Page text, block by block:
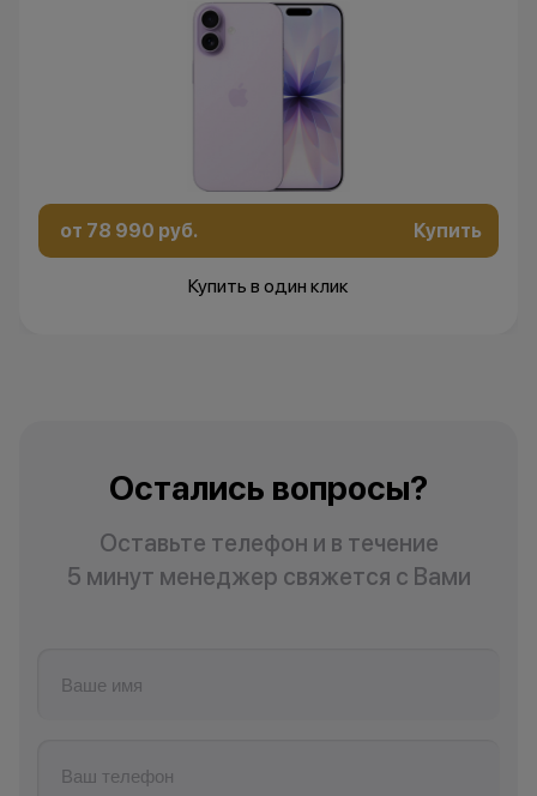
от 78 990 руб. Купить
Купить в один клик
Остались вопросы?
Оставьте телефон и в течение
5 минут менеджер свяжется с Вами